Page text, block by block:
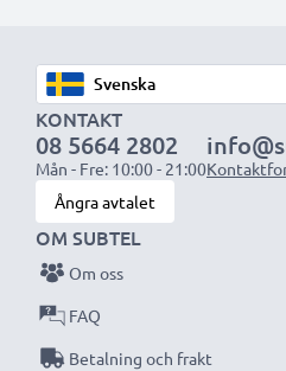
kvaliteten. Beställ nu!
KONTAKT
08 5664 2802
Mån - Fre: 10:00 - 21:00
Ångra avtalet
OM SUBTEL
Om oss
FAQ
Betalning och frakt